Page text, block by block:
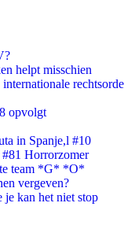
helpt misschien
rechtsorde
opvolgt
in Spanje,l #10
Horrorzomer
team *G* *O*
vergeven?
kan het niet stop